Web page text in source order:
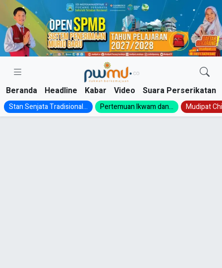
Skip
content
Beranda Headline Kabar Video Suara Perserikatan
Stan Senjata Tradisional... Pertemuan Ikwam dan... Mudipat